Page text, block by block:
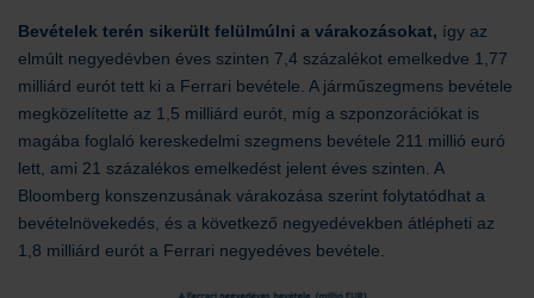
Bevételek terén sikerült felülmúlni a várakozásokat, így az
elmúlt negyedévben éves szinten 7,4 százalékot emelkedve 1,77
milliárd eurót tett ki a Ferrari bevétele. A járműszegmens bevétele
megközelítette az 1,5 milliárd eurót, míg a szponzorációkat is
magába foglaló kereskedelmi szegmens bevétele 211 millió euró
lett, ami 21 százalékos emelkedést jelent éves szinten. A
Bloomberg konszenzusának várakozása szerint folytatódhat a
bevételnövekedés, és a következő negyedévekben átlépheti az
1,8 milliárd eurót a Ferrari negyedéves bevétele.